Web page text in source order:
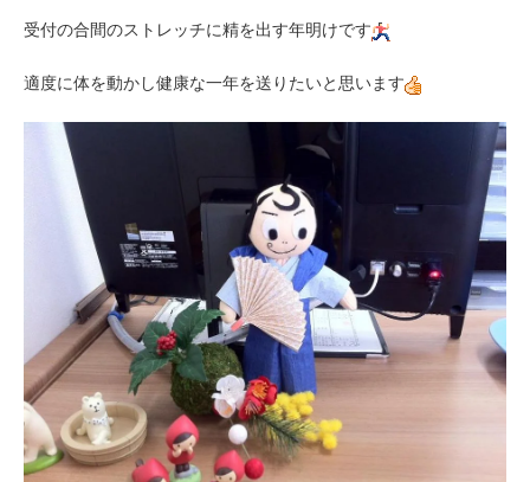
受付の合間のストレッチに精を出す年明けです
適度に体を動かし健康な一年を送りたいと思います